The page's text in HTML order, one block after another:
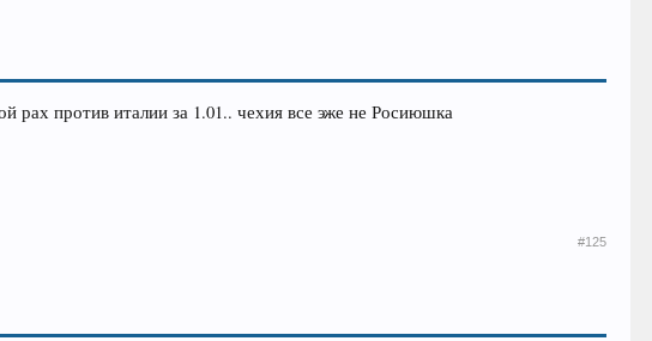
рах против италии за 1.01.. чехия все эже не Росиюшка
#125